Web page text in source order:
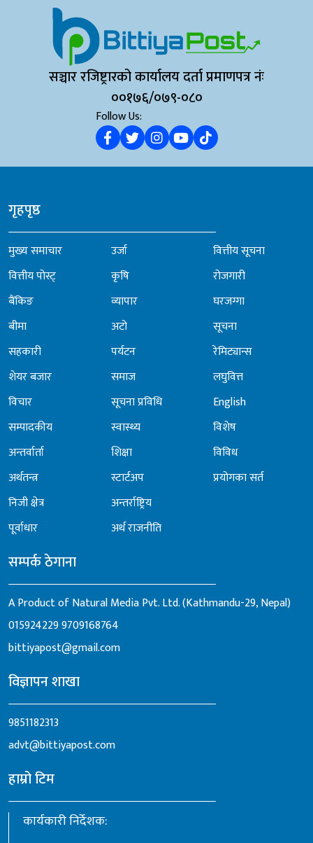
सञ्चार रजिष्ट्रारको कार्यालय दर्ता प्रमाणपत्र नंः
००१७६/०७९-०८०
Follow Us:
गृहपृष्ठ
मुख्य समाचार
वित्तीय पोस्ट्
बैंकिङ
बीमा
सहकारी
शेयर बजार
विचार
सम्पादकीय
अन्तर्वार्ता
अर्थतन्त्र
निजी क्षेत्र
पूर्वाधार
उर्जा
कृषि
व्यापार
अटो
पर्यटन
समाज
सूचना प्रविधि
स्वास्थ्य
शिक्षा
स्टार्टअप
अन्तर्राष्ट्रिय
अर्थ राजनीति
वित्तीय सूचना
रोजगारी
घरजग्गा
सूचना
रेमिट्यान्स
लघुवित्त
English
विशेष
विविध
प्रयोगका सर्त
सम्पर्क ठेगाना
A Product of Natural Media Pvt. Ltd. (Kathmandu-29, Nepal)
0159242299709168764
bittiyapost@gmail.com
विज्ञापन शाखा
9851182313
advt@bittiyapost.com
हाम्रो टिम
कार्यकारी निर्देशक: